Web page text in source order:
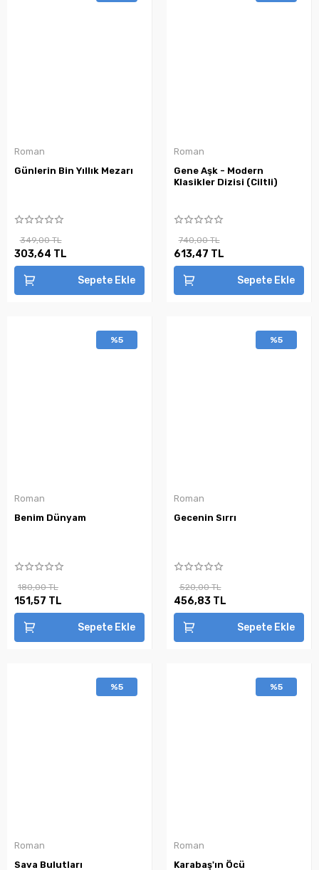
Roman
Günlerin Bin Yıllık Mezarı
349,00 TL
303,64 TL
Sepete Ekle
Roman
Gene Aşk - Modern
Klasikler Dizisi (Ciltli)
740,00 TL
613,47 TL
Sepete Ekle
%5
Roman
Benim Dünyam
180,00 TL
151,57 TL
Sepete Ekle
%5
Roman
Gecenin Sırrı
520,00 TL
456,83 TL
Sepete Ekle
%5
Roman
Sava Bulutları
%5
Roman
Karabaş'ın Öcü